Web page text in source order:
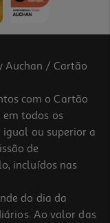
Piano Black
Auchan / Cartão
com o Cartão
todos os
ou superior a
de
incluídos nas
do dia da
Ao valor das